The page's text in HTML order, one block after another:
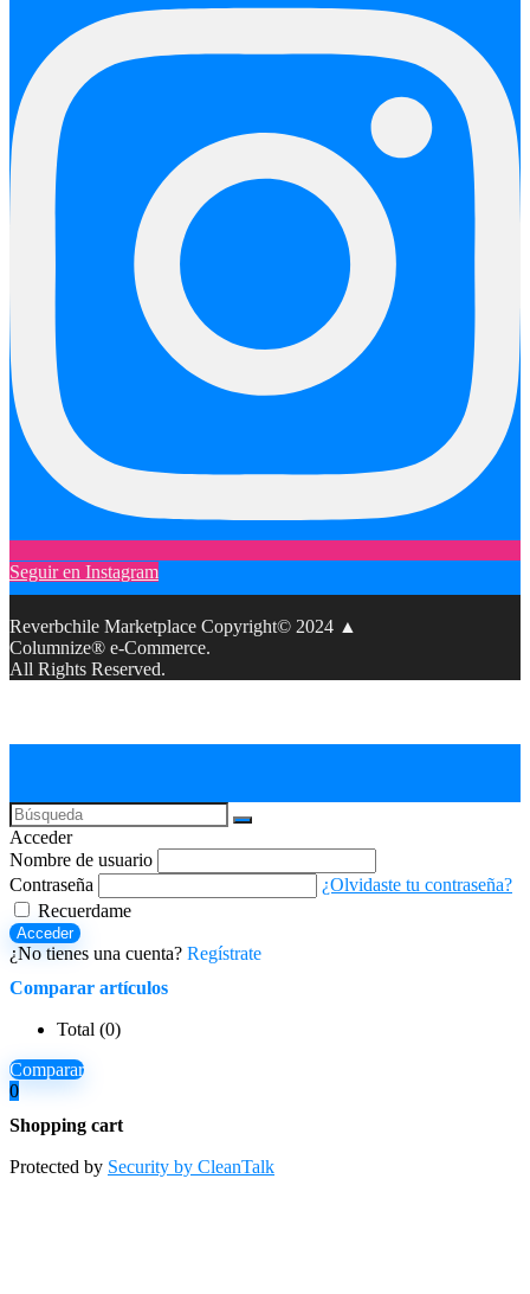
Seguir en Instagram
Reverbchile Marketplace Copyright© 2024 ▲
Columnize® e-Commerce.
All Rights Reserved.
Acceder
Nombre de usuario
Contraseña
¿Olvidaste tu contraseña?
Recuerdame
Acceder
¿No tienes una cuenta? Regístrate
Comparar artículos
Total (0)
Comparar
0
Shopping cart
Protected by Security by CleanTalk